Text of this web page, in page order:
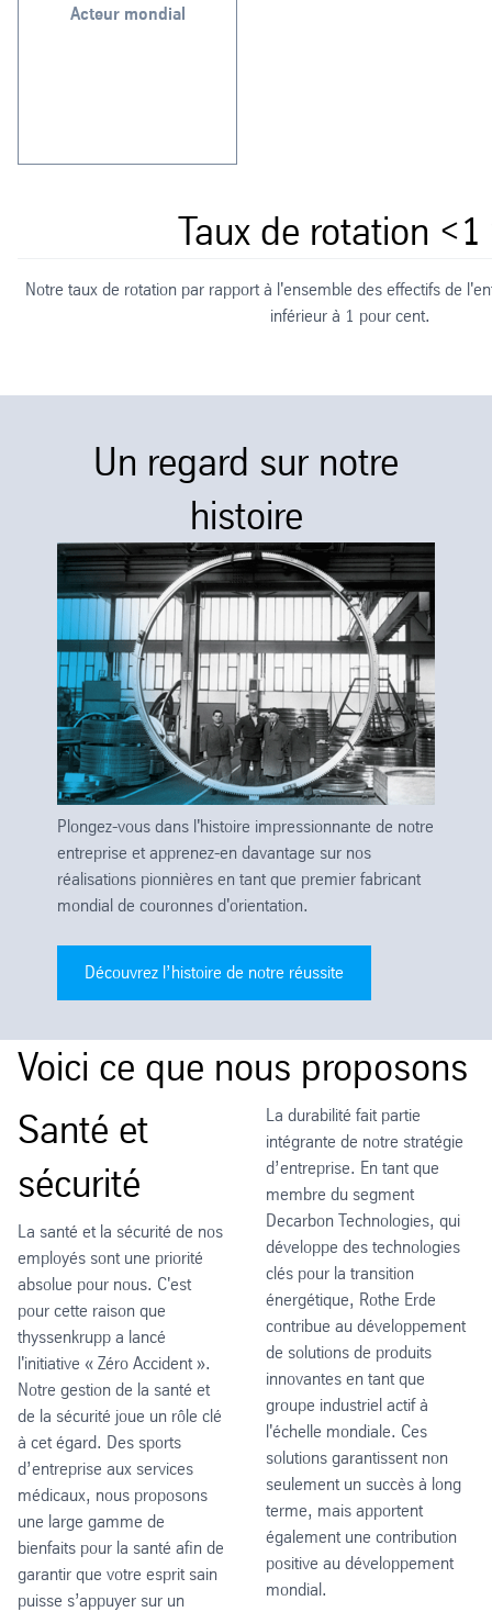
Acteur mondial
Taux de rotation <1
Notre taux de rotation par rapport à l'ensemble des effectifs de
inférieur à 1 pour cent.
Un regard sur notre
histoire
Plongez-vous dans l'histoire impressionnante de notre
entreprise et apprenez-en davantage sur nos
réalisations pionnières en tant que premier fabricant
mondial de couronnes d'orientation.
Découvrez l’histoire de notre réussite
Voici ce que nous proposons
Santé et
sécurité
La santé et la sécurité de nos
employés sont une priorité
absolue pour nous. C'est
pour cette raison que
thyssenkrupp a lancé
l'initiative « Zéro Accident ».
Notre gestion de la santé et
de la sécurité joue un rôle clé
à cet égard. Des sports
d’entreprise aux services
médicaux, nous proposons
une large gamme de
bienfaits pour la santé afin de
garantir que votre esprit sain
puisse s’appuyer sur un
La durabilité fait partie
intégrante de notre stratégie
d’entreprise. En tant que
membre du segment
Decarbon Technologies, qui
développe des technologies
clés pour la transition
énergétique, Rothe Erde
contribue au développement
de solutions de produits
innovantes en tant que
groupe industriel actif à
l'échelle mondiale. Ces
solutions garantissent non
seulement un succès à long
terme, mais apportent
également une contribution
positive au développement
mondial.